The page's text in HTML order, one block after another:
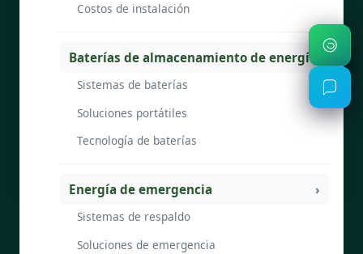
Costos de instalación
Baterías de almacenamiento de energía
Sistemas de baterías
Soluciones portátiles
Tecnología de baterías
Energía de emergencia
Sistemas de respaldo
Soluciones de emergencia